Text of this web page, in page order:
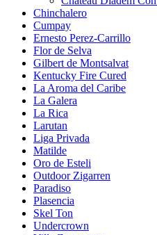
Chinchalero
Cumpay
Ernesto Perez-Carrillo
Flor de Selva
Gilbert de Montsalvat
Kentucky Fire Cured
La Aroma del Caribe
La Galera
La Rica
Larutan
Liga Privada
Matilde
Oro de Esteli
Outdoor Zigarren
Paradiso
Plasencia
Skel Ton
Undercrown